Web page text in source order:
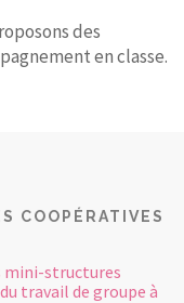
des
en classe.
COOPÉRATIVES
mini-structures
travail de groupe à